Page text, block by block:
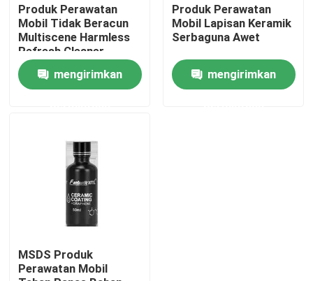
Tentang kita
Wisata pabrik
Hubungi kami
Semua Kasus
Film Pelindung Cat Berwarna
Produk Perawatan
Mobil Tidak Beracun
Multiscene Harmless
Refresh Cleaner
mengirimkan
Produk Perawatan
Mobil Lapisan Keramik
Serbaguna Awet
mengirimkan
MSDS Produk
Perawatan Mobil